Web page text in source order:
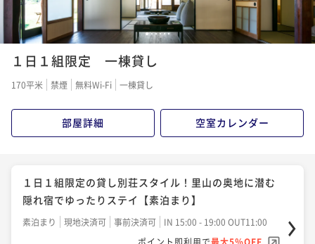
123456
１日１組限定 一棟貸し
170平米 禁煙 無料Wi-Fi 一棟貸し
部屋詳細 空室カレンダー
１日１組限定の貸し別荘スタイル！里山の奥地に潜む
隠れ宿でゆったりステイ【素泊まり】
素泊まり 現地決済可 事前決済可
IN 15:00 - 19:00 OUT11:00
ポイント即利用で最大5％OFF